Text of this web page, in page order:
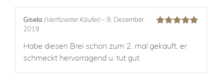
Gisela (Verifizierter Käufer) – 9. Dezember
2019
Habe diesen Brei schon zum 2. mal gekauft, er
schmeckt hervorragend u. tut gut.